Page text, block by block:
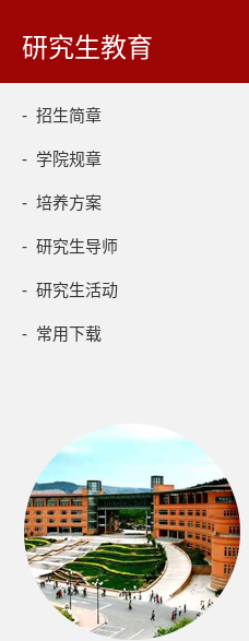
研究生教育
- 招生简章
- 学院规章
- 培养方案
- 研究生导师
- 研究生活动
- 常用下载